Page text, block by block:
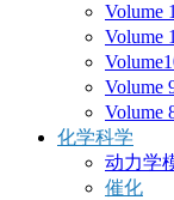
Volume
Volume
Volume
Volume
化学科学
动力学
催化